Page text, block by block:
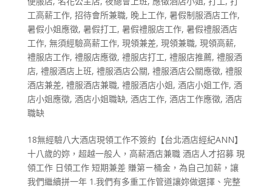
工高薪工作, 招待會所兼職, 晚上工作, 暑假制服酒店工作,
暑假小姐應徵, 暑假打工, 暑假禮服店工作, 暑假禮服酒店
工作, 無須經驗高薪工作, 現領兼差, 現領兼職, 現領高薪,
禮服店工作, 禮服店應徵, 禮服店打工, 禮服店推薦, 禮服酒
店, 禮服酒店上班, 禮服酒店公關, 禮服酒店公關應徵, 禮服
酒店兼差, 禮服酒店兼職, 禮服酒店小姐, 酒店小姐工作, 酒
店小姐應徵, 酒店小姐職缺, 酒店工作, 酒店工作應徵, 酒店
職缺
18無經驗八大酒店現領工作不簽約【台北酒店經紀ANN】
十八歲的妳，超越一般人，高薪酒店兼職 酒店人才招募 現
領工作 日領工作 短期兼差 賺第ㄧ桶金，為自己加薪，讓
我們繼續拼一年 1.我們有多重工作管道讓妳做選擇、完整